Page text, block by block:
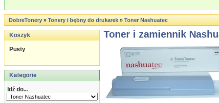
DobreTonery»Tonery i bębny do drukarek»Toner Nashuatec
Koszyk
Pusty
Kategorie
Idź do...
Toner i zamiennik